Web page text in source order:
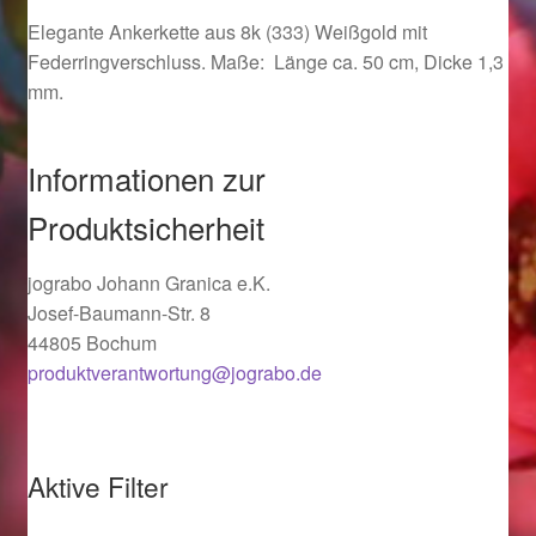
Ostergeschenke finden für Ostern 2019
Ostergeschenke finden für Ostern 2020
Ostergeschenke finden für Ostern 2021
Ostergeschenke finden für Ostern 2022
Partner
Shop
Startseite
Elegante Ankerkette aus 8k (333) Weißgold mit
Federringverschluss. Maße: Länge ca. 50 cm, Dicke 1,3
mm.
Informationen zur
Produktsicherheit
jograbo Johann Granica e.K.
Josef-Baumann-Str. 8
44805 Bochum
produktverantwortung@jograbo.de
Aktive Filter